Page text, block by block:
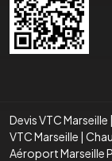
Devis VTC Marseille |
VTC Marseille |
Aéroport Marseille